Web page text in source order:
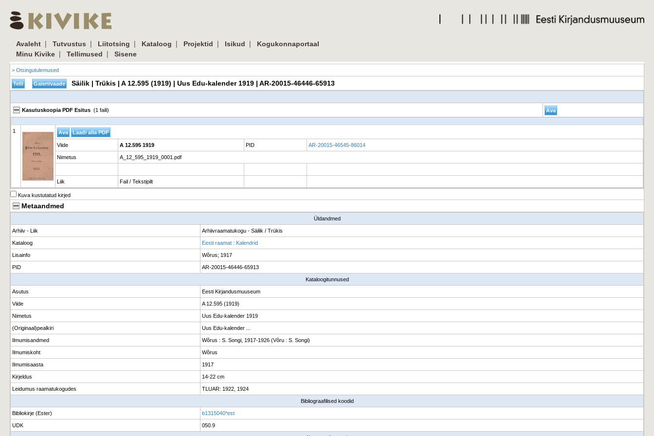
Avaleht | Tutvustus | Liitotsing | Kataloog | Projektid | Isikud |
Kogukonnaportaal
Minu Kivike | Tellimused | Sisene
> Otsingutulemused
Säilik | Trükis | A 12.595 (1919) | Uus Edu-kalender 1919 | AR-20015-46446-65913
Kasutuskoopia PDF Esitus (1 faili)
1
Viide A 12.595 1919 PID AR-20015-46545-86014
Nimetus A_12_595_1919_0001.pdf
Liik Fail / Tekstipilt
Kuva kustutatud kirjed
Metaandmed
Üldandmed
Arhiiv - Liik Arhiivraamatukogu - Säilik / Trükis
Kataloog Eesti raamat : Kalendrid
Lisainfo Wõrus; 1917
PID AR-20015-46446-65913
Kataloogitunnused
Asutus Eesti Kirjandusmuuseum
Viide A 12.595 (1919)
Nimetus Uus Edu-kalender 1919
(Originaal)pealkiri Uus Edu-kalender ...
Ilmumisandmed Wõrus : S. Songi, 1917-1926 (Võru : S. Songi)
Ilmumiskoht Wõrus
Ilmumisaasta 1917
Kirjeldus 14-22 cm
Leidumus raamatukogudes TLUAR: 1922, 1924
Bibliograafilised koodid
Bibliokirje (Ester) b1315040*est
UDK 050.9